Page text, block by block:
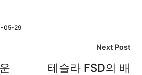
05-29
Next Post
테슬라 FSD의 배